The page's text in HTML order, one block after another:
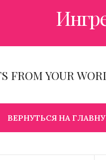
FROM YOUR
ВЕРНУТЬСЯ НА